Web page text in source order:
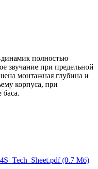
полностью
звучание при предельной
монтажная глубина и
корпуса, при
(0.7 Мб)